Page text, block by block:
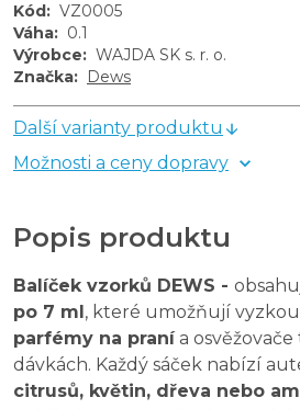
Kód: VZ0005
Váha: 0.1
Výrobce: WAJDA SK s. r. o.
Značka: Dews
Další varianty produktu
Možnosti a ceny dopravy
Popis produktu
Balíček vzorků DEWS -
po 7 ml, které umožňují
parfémy na pranía
dávkách. Každý sáček nabízí
citrusů, květin, dřeva nebo